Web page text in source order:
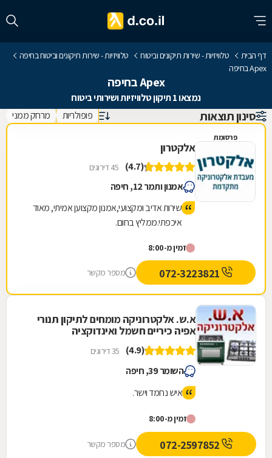
דף הבית טלוויזיות - שירות תיקונים וביטוח
טלוויזיות - שירות תיקונים וביטוח בחיפה
Apex בחיפה
Apex בחיפה
נמצאו 1 תיקון טלוויזיות ושירותי ביטוח
סינון תוצאות פופולריות מרחק ממני
פרסומת
אלקטרון
(4.7) 45 דירוגים
אמנון ותמר 12, חיפה
שירות אדיב ומקצועי,אמנון מקצוען אמיתי, מאוד
איכפתי.ממליץ בחום.
זמין מ-8:00
מספר מקשר
א.ש. אלקטרוניקה מומחים לתיקון תנורי
אפיה כיריים חשמל ואינדוקציה
(4.9) 35 דירוגים
השומר 39, חיפה
איש נחמד וישר.
זמין מ-8:00
מספר מקשר